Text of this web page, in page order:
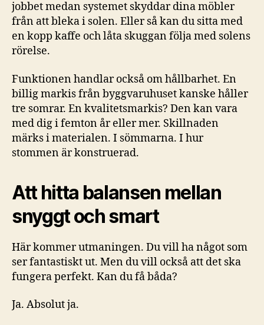
jobbet medan systemet skyddar dina möbler
från att bleka i solen. Eller så kan du sitta med
en kopp kaffe och låta skuggan följa med solens
rörelse.
Funktionen handlar också om hållbarhet. En
billig markis från byggvaruhuset kanske håller
tre somrar. En kvalitetsmarkis? Den kan vara
med dig i femton år eller mer. Skillnaden
märks i materialen. I sömmarna. I hur
stommen är konstruerad.
Att hitta balansen mellan
snyggt och smart
Här kommer utmaningen. Du vill ha något som
ser fantastiskt ut. Men du vill också att det ska
fungera perfekt. Kan du få båda?
Ja. Absolut ja.